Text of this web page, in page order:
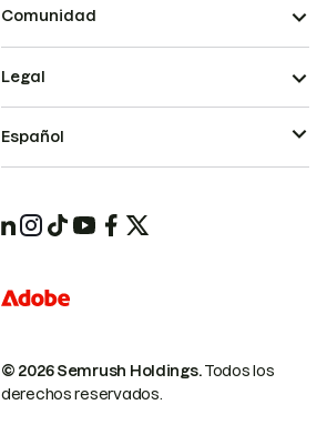
Comunidad
© 2026 Semrush Holdings.Todos los
derechos reservados.
Legal
Español